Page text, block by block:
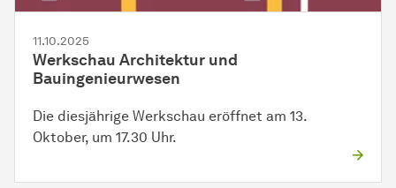
11.10.2025
Werkschau Architektur und
Bauingenieurwesen
Die diesjährige Werkschau eröffnet am 13.
Oktober, um 17.30 Uhr.